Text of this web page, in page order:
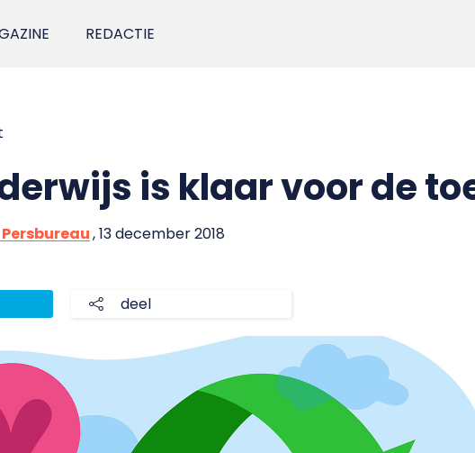
REDACTIE
is klaar voor de
, 13 december 2018
deel